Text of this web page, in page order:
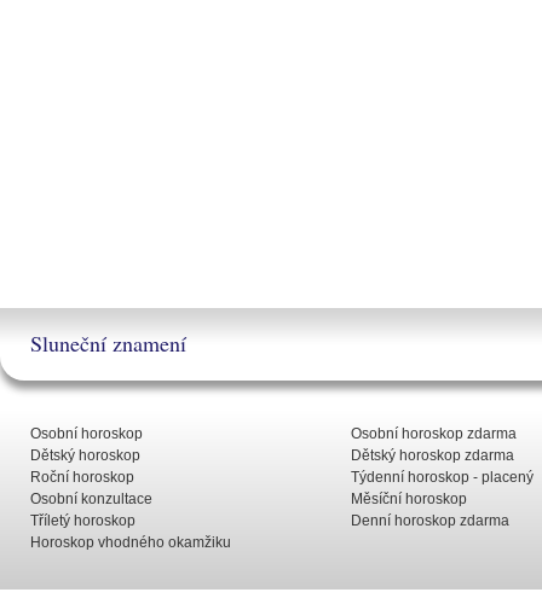
Sluneční znamení
Osobní horoskop
Dětský horoskop
Roční horoskop
Osobní konzultace
Tříletý horoskop
Horoskop vhodného okamžiku
Osobní horoskop zdarma
Dětský horoskop zdarma
Týdenní horoskop - placený
Měsíční horoskop
Denní horoskop zdarma